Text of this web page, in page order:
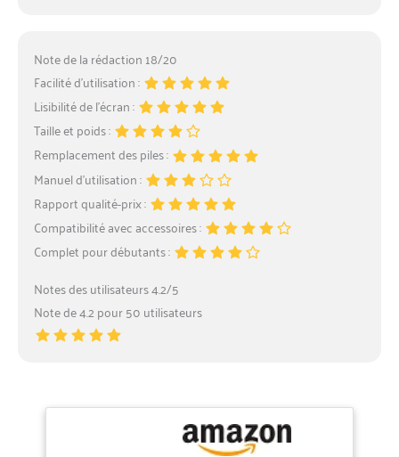
Note de la rédaction 18/20
Facilité d’utilisation :
Lisibilité de l’écran :
Taille et poids :
Remplacement des piles :
Manuel d’utilisation :
Rapport qualité-prix :
Compatibilité avec accessoires :
Complet pour débutants :
Notes des utilisateurs 4.2/5
Note de 4.2 pour 50 utilisateurs